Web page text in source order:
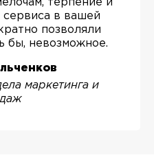
терпение и
в вашей
позволяли
бы, невозможное.
маркетинга и